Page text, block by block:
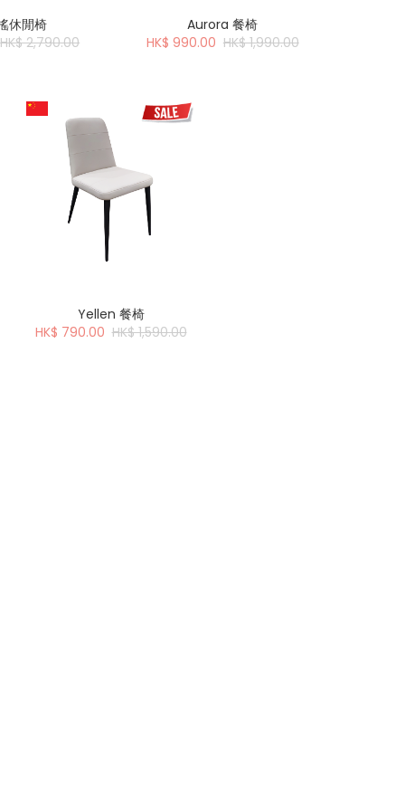
休閒椅
HK$ 2,790.00
Aurora 餐椅
HK$ 990.00 HK$ 1,990.00
Yellen 餐椅
HK$ 790.00 HK$ 1,590.00